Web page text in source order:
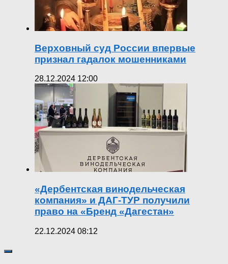
Верховный суд России впервые
признал гадалок мошенниками
28.12.2024 12:00
«Дербентская винодельческая
компания» и ДАГ-ТУР получили
право на «Бренд «Дагестан»
22.12.2024 08:12